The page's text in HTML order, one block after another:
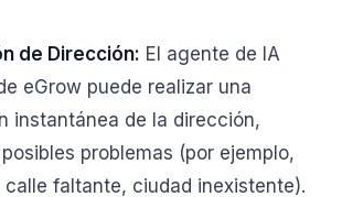
de Dirección: El agente de IA
eGrow puede realizar una
instantánea de la dirección,
problemas (por ejemplo,
calle faltante, ciudad inexistente).